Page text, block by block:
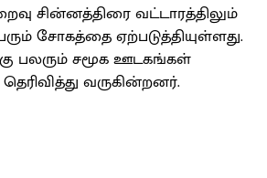
சின்னத்திரை வட்டாரத்திலும்
சோகத்தை ஏற்படுத்தியுள்ளது.
பலரும் சமூக ஊடகங்கள்
வருகின்றனர்.